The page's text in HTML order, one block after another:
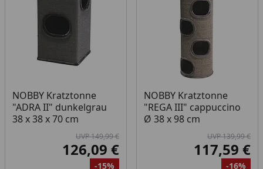
NOBBY Kratztonne
"ADRA II" dunkelgrau
38 x 38 x 70 cm
UVP 149,99 €
Aktueller Preis
126,09 €
-15%
NOBBY Kratztonne
"REGA III" cappuccino
Ø 38 x 98 cm
UVP 139,99 €
117,59 €
-16%